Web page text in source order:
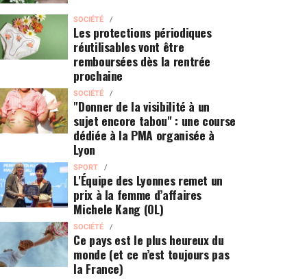
SOCIÉTÉ
Les protections périodiques
réutilisables vont être
remboursées dès la rentrée
prochaine
SOCIÉTÉ
"Donner de la visibilité à un
sujet encore tabou" : une course
dédiée à la PMA organisée à
Lyon
SPORT
L'Équipe des Lyonnes remet un
prix à la femme d’affaires
Michele Kang (OL)
SOCIÉTÉ
Ce pays est le plus heureux du
monde (et ce n’est toujours pas
la France)